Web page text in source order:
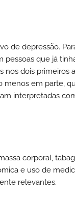
de depressão.
pessoas que já
dois primeiros
menos em parte,
interpretadas
corporal,
e uso de
relevantes.